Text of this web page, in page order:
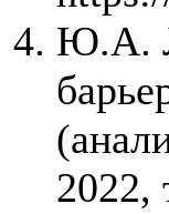
Ю.А.